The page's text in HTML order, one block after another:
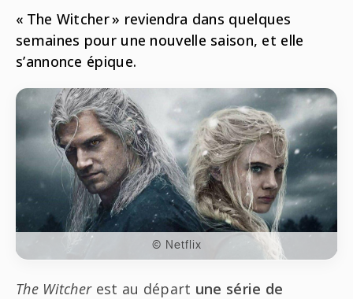
Politique
Belge
Politique
Française
Régions
Sciences
People
Théâtre
Télévision
Animaux
Biodiversité
« The Witcher » reviendra dans quelques
semaines pour une nouvelle saison, et elle
s’annonce épique.
© Netflix
The Witcher est au départ une série de